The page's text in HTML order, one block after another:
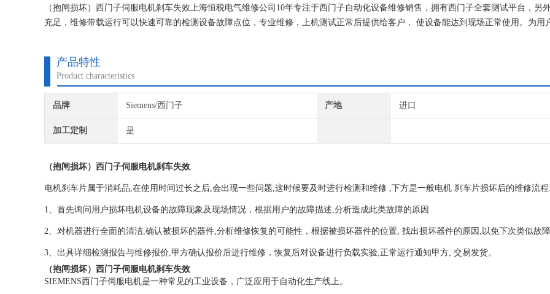
（抱闸损坏）西门子伺服电机刹车失效上海恒税电气维修公司10年专注于西门子自动化设备维修销售，拥有西门子全套测试平台，另
充足，维修带载运行可以快速可靠的检测设备故障点位，专业维修，上机测试正常后提供给客户， 使设备能达到现场正常使用。为用
产品特性
Product characteristics
品牌 Siemens/西门子 产地 进口
加工定制 是
（抱闸损坏）西门子伺服电机刹车失效
电机刹车片属于消耗品,在使用时间过长之后,会出现一些问题,这时候要及时进行检测和维修 ,下方是一般电机 刹车片损坏后的维修流程.
1、首先询问用户损坏电机设备的故障现象及现场情况，根据用户的故障描述,分析造成此类故障的原因
2、对机器进行全面的清洁,确认被损坏的器件,分析维修恢复的可能性，根据被损坏器件的位置, 找出损坏器件的原因,以免下次类似故
3、出具详细检测报告与维修报价,甲方确认报价后进行维修，恢复后对设备进行负载实验,正常运行通知甲方, 交易发货。
（抱闸损坏）西门子伺服电机刹车失效
SIEMENS西门子伺服电机是一种常见的工业设备，广泛应用于自动化生产线上。